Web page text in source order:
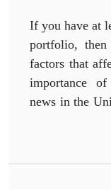
If you have at
portfolio,
factors that
importance
news in the